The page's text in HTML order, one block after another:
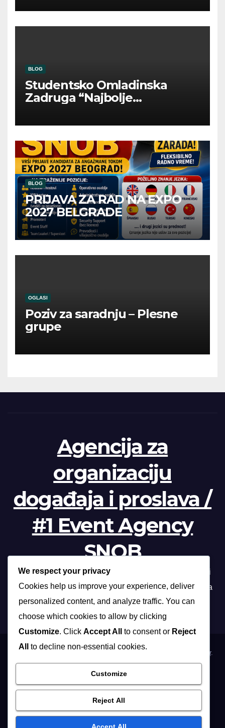
BLOG
Studentsko Omladinska
Zadruga “Najbolje
BLOG
PRIJAVA ZA RAD NA EXPO
2027 BELGRADE
OGLASI
Poziv za saradnju – Plesne
grupe
Agencija za
organizaciju
događaja i proslava /
#1 Event Agency
SNOB
Profesionalna organizacija događanja /// Beograd, Novi
Sad, Niš, Kopaonik, Zlatibor, Vrnjačka banja, Sokobanja
Themeansar.
Organizacija poslovnih događaja
Organizacija privatnih proslava
Muzičari i dj-evi Hostese Fotografisanje
We respect your privacy
Cookies help us improve your experience, deliver
personalized content, and analyze traffic. You can
choose which cookies to allow by clicking
Customize. Click Accept All to consent or Reject
All
to decline non-essential cookies.
Customize
Reject All